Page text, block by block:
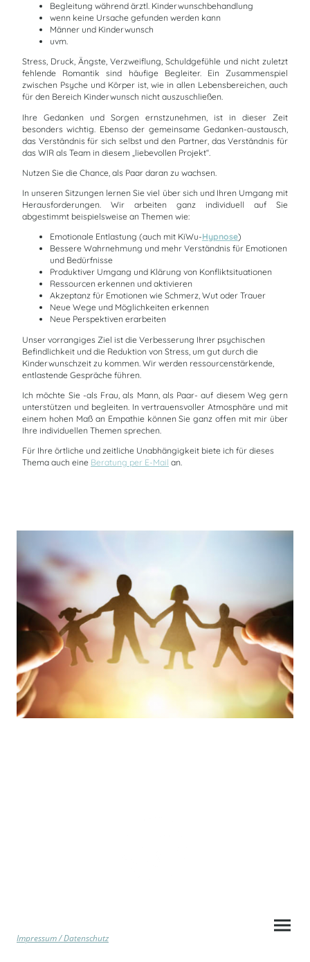
Begleitung während ärztl. Kinderwunschbehandlung
wenn keine Ursache gefunden werden kann
Männer und Kinderwunsch
uvm.
Stress, Druck, Ängste, Verzweiflung, Schuldgefühle und nicht zuletzt
fehlende Romantik sind häufige Begleiter. Ein Zusammenspiel
zwischen Psyche und Körper ist, wie in allen Lebensbereichen, auch
für den Bereich Kinderwunsch nicht auszuschließen.
Ihre Gedanken und Sorgen ernstzunehmen, ist in dieser Zeit
besonders wichtig. Ebenso der gemeinsame Gedanken-austausch,
das Verständnis für sich selbst und den Partner, das Verständnis für
das WIR als Team in diesem „liebevollen Projekt“.
Nutzen Sie die Chance, als Paar daran zu wachsen.
In unseren Sitzungen lernen Sie viel über sich und Ihren Umgang mit
Herausforderungen. Wir arbeiten ganz individuell auf Sie
abgestimmt beispielsweise an Themen wie:
Emotionale Entlastung (auch mit KiWu-Hypnose)
Bessere Wahrnehmung und mehr Verständnis für Emotionen
und Bedürfnisse
Produktiver Umgang und Klärung von Konfliktsituationen
Ressourcen erkennen und aktivieren
Akzeptanz für Emotionen wie Schmerz, Wut oder Trauer
Neue Wege und Möglichkeiten erkennen
Neue Perspektiven erarbeiten
Unser vorrangiges Ziel ist die Verbesserung Ihrer psychischen
Befindlichkeit und die Reduktion von Stress, um gut durch die
Kinderwunschzeit zu kommen. Wir werden ressourcenstärkende,
entlastende Gespräche führen.
Ich möchte Sie -als Frau, als Mann, als Paar- auf diesem Weg gern
unterstützen und begleiten. In vertrauensvoller Atmosphäre und mit
einem hohen Maß an Empathie können Sie ganz offen mit mir über
Ihre individuellen Themen sprechen.
Für Ihre örtliche und zeitliche Unabhängigkeit biete ich für dieses
Thema auch eine Beratung per E-Mail an.
Impressum / Datenschutz